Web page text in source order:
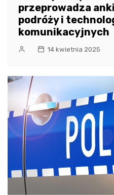
przeprowadza
podróży i
komunikacyjnych
14 kwietnia 2025